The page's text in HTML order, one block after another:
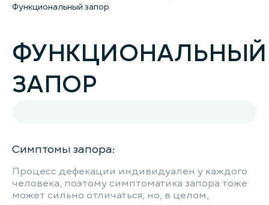
Функциональный запор
ФУНКЦИОНАЛЬНЫЙ
ЗАПОР
Симптомы запора:
Процесс дефекации индивидуален у каждого
человека, поэтому симптоматика запора тоже
может сильно отличаться, но, в целом,